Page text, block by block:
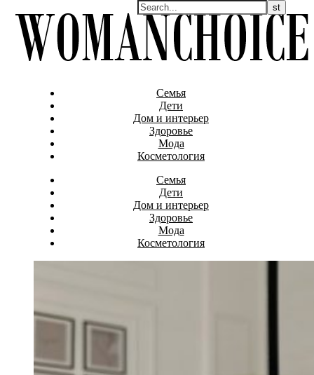
Семья
Дети
Дом и интерьер
Здоровье
Мода
Косметология
Семья
Дети
Дом и интерьер
Здоровье
Мода
Косметология